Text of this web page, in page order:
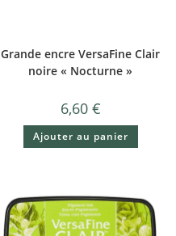
Grande encre VersaFine Clair
noire « Nocturne »
6,60 €
Ajouter au panier